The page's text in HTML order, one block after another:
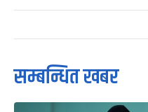
सम्बन्धित खबर